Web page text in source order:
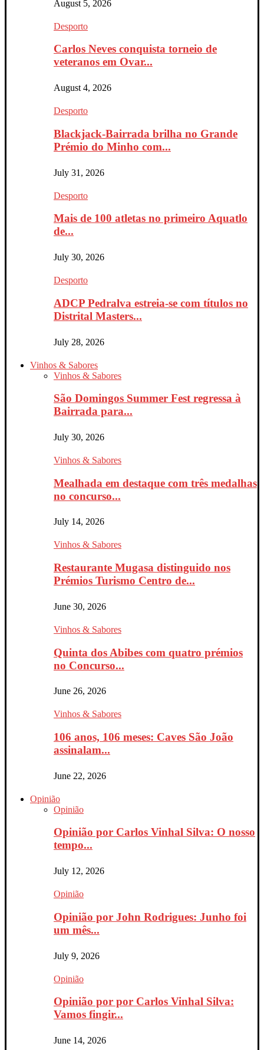
August 5, 2026
Desporto
Carlos Neves conquista torneio de
veteranos em Ovar...
August 4, 2026
Desporto
Blackjack-Bairrada brilha no Grande
Prémio do Minho com...
July 31, 2026
Desporto
Mais de 100 atletas no primeiro Aquatlo
de...
July 30, 2026
Desporto
ADCP Pedralva estreia-se com títulos no
Distrital Masters...
July 28, 2026
Vinhos & Sabores
Vinhos & Sabores
São Domingos Summer Fest regressa à
Bairrada para...
July 30, 2026
Vinhos & Sabores
Mealhada em destaque com três medalhas
no concurso...
July 14, 2026
Vinhos & Sabores
Restaurante Mugasa distinguido nos
Prémios Turismo Centro de...
June 30, 2026
Vinhos & Sabores
Quinta dos Abibes com quatro prémios
no Concurso...
June 26, 2026
Vinhos & Sabores
106 anos, 106 meses: Caves São João
assinalam...
June 22, 2026
Opinião
Opinião
Opinião por Carlos Vinhal Silva: O nosso
tempo...
July 12, 2026
Opinião
Opinião por John Rodrigues: Junho foi
um mês...
July 9, 2026
Opinião
Opinião por por Carlos Vinhal Silva:
Vamos fingir...
June 14, 2026